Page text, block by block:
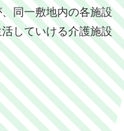
同一敷地内の各施設
していける介護施設